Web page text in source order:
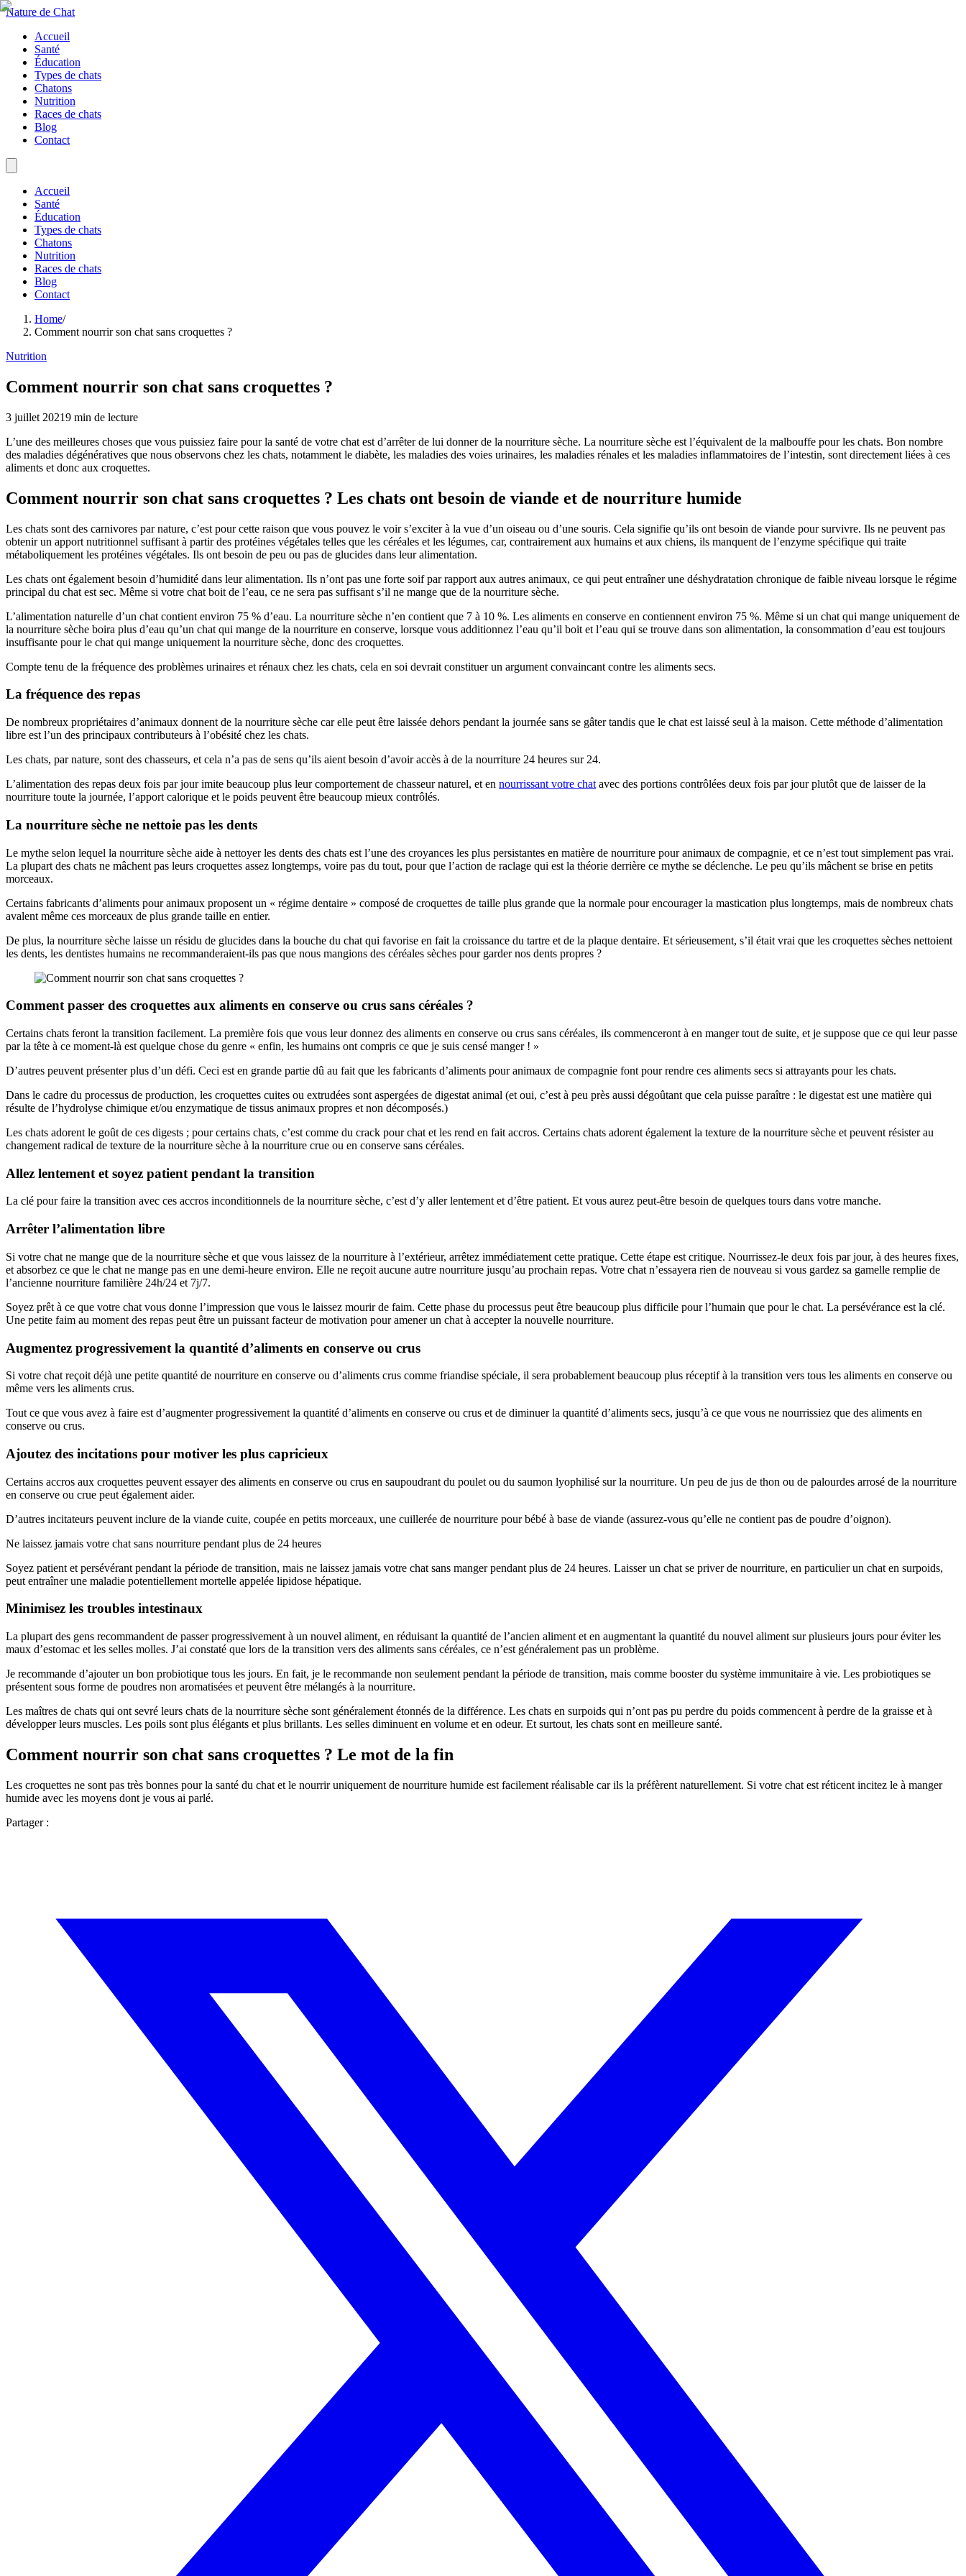
Nature de Chat
Accueil
Santé
Éducation
Types de chats
Chatons
Nutrition
Races de chats
Blog
Contact
Accueil
Santé
Éducation
Types de chats
Chatons
Nutrition
Races de chats
Blog
Contact
Home/
Comment nourrir son chat sans croquettes ?
Nutrition
Comment nourrir son chat sans croquettes ?
3 juillet 20219 min de lecture
L’une des meilleures choses que vous puissiez faire pour la santé de votre chat est d’arrêter de lui donner de la nourriture sèche. La nourriture sèche est l’équivalent de la malbouffe pour les chats. Bon nombre
des maladies dégénératives que nous observons chez les chats, notamment le diabète, les maladies des voies urinaires, les maladies rénales et les maladies inflammatoires de l’intestin, sont directement liées à ces
aliments et donc aux croquettes.
Comment nourrir son chat sans croquettes ? Les chats ont besoin de viande et de nourriture humide
Les chats sont des carnivores par nature, c’est pour cette raison que vous pouvez le voir s’exciter à la vue d’un oiseau ou d’une souris. Cela signifie qu’ils ont besoin de viande pour survivre. Ils ne peuvent pas
obtenir un apport nutritionnel suffisant à partir des protéines végétales telles que les céréales et les légumes, car, contrairement aux humains et aux chiens, ils manquent de l’enzyme spécifique qui traite
métaboliquement les protéines végétales. Ils ont besoin de peu ou pas de glucides dans leur alimentation.
Les chats ont également besoin d’humidité dans leur alimentation. Ils n’ont pas une forte soif par rapport aux autres animaux, ce qui peut entraîner une déshydratation chronique de faible niveau lorsque le régime
principal du chat est sec. Même si votre chat boit de l’eau, ce ne sera pas suffisant s’il ne mange que de la nourriture sèche.
L’alimentation naturelle d’un chat contient environ 75 % d’eau. La nourriture sèche n’en contient que 7 à 10 %. Les aliments en conserve en contiennent environ 75 %. Même si un chat qui mange uniquement de
la nourriture sèche boira plus d’eau qu’un chat qui mange de la nourriture en conserve, lorsque vous additionnez l’eau qu’il boit et l’eau qui se trouve dans son alimentation, la consommation d’eau est toujours
insuffisante pour le chat qui mange uniquement la nourriture sèche, donc des croquettes.
Compte tenu de la fréquence des problèmes urinaires et rénaux chez les chats, cela en soi devrait constituer un argument convaincant contre les aliments secs.
La fréquence des repas
De nombreux propriétaires d’animaux donnent de la nourriture sèche car elle peut être laissée dehors pendant la journée sans se gâter tandis que le chat est laissé seul à la maison. Cette méthode d’alimentation
libre est l’un des principaux contributeurs à l’obésité chez les chats.
Les chats, par nature, sont des chasseurs, et cela n’a pas de sens qu’ils aient besoin d’avoir accès à de la nourriture 24 heures sur 24.
L’alimentation des repas deux fois par jour imite beaucoup plus leur comportement de chasseur naturel, et en nourrissant votre chat avec des portions contrôlées deux fois par jour plutôt que de laisser de la
nourriture toute la journée, l’apport calorique et le poids peuvent être beaucoup mieux contrôlés.
La nourriture sèche ne nettoie pas les dents
Le mythe selon lequel la nourriture sèche aide à nettoyer les dents des chats est l’une des croyances les plus persistantes en matière de nourriture pour animaux de compagnie, et ce n’est tout simplement pas vrai.
La plupart des chats ne mâchent pas leurs croquettes assez longtemps, voire pas du tout, pour que l’action de raclage qui est la théorie derrière ce mythe se déclenche. Le peu qu’ils mâchent se brise en petits
morceaux.
Certains fabricants d’aliments pour animaux proposent un « régime dentaire » composé de croquettes de taille plus grande que la normale pour encourager la mastication plus longtemps, mais de nombreux chats
avalent même ces morceaux de plus grande taille en entier.
De plus, la nourriture sèche laisse un résidu de glucides dans la bouche du chat qui favorise en fait la croissance du tartre et de la plaque dentaire. Et sérieusement, s’il était vrai que les croquettes sèches nettoient
les dents, les dentistes humains ne recommanderaient-ils pas que nous mangions des céréales sèches pour garder nos dents propres ?
Comment passer des croquettes aux aliments en conserve ou crus sans céréales ?
Certains chats feront la transition facilement. La première fois que vous leur donnez des aliments en conserve ou crus sans céréales, ils commenceront à en manger tout de suite, et je suppose que ce qui leur passe
par la tête à ce moment-là est quelque chose du genre « enfin, les humains ont compris ce que je suis censé manger ! »
D’autres peuvent présenter plus d’un défi. Ceci est en grande partie dû au fait que les fabricants d’aliments pour animaux de compagnie font pour rendre ces aliments secs si attrayants pour les chats.
Dans le cadre du processus de production, les croquettes cuites ou extrudées sont aspergées de digestat animal (et oui, c’est à peu près aussi dégoûtant que cela puisse paraître : le digestat est une matière qui
résulte de l’hydrolyse chimique et/ou enzymatique de tissus animaux propres et non décomposés.)
Les chats adorent le goût de ces digests ; pour certains chats, c’est comme du crack pour chat et les rend en fait accros. Certains chats adorent également la texture de la nourriture sèche et peuvent résister au
changement radical de texture de la nourriture sèche à la nourriture crue ou en conserve sans céréales.
Allez lentement et soyez patient pendant la transition
La clé pour faire la transition avec ces accros inconditionnels de la nourriture sèche, c’est d’y aller lentement et d’être patient. Et vous aurez peut-être besoin de quelques tours dans votre manche.
Arrêter l’alimentation libre
Si votre chat ne mange que de la nourriture sèche et que vous laissez de la nourriture à l’extérieur, arrêtez immédiatement cette pratique. Cette étape est critique. Nourrissez-le deux fois par jour, à des heures fixes,
et absorbez ce que le chat ne mange pas en une demi-heure environ. Elle ne reçoit aucune autre nourriture jusqu’au prochain repas. Votre chat n’essayera rien de nouveau si vous gardez sa gamelle remplie de
l’ancienne nourriture familière 24h/24 et 7j/7.
Soyez prêt à ce que votre chat vous donne l’impression que vous le laissez mourir de faim. Cette phase du processus peut être beaucoup plus difficile pour l’humain que pour le chat. La persévérance est la clé.
Une petite faim au moment des repas peut être un puissant facteur de motivation pour amener un chat à accepter la nouvelle nourriture.
Augmentez progressivement la quantité d’aliments en conserve ou crus
Si votre chat reçoit déjà une petite quantité de nourriture en conserve ou d’aliments crus comme friandise spéciale, il sera probablement beaucoup plus réceptif à la transition vers tous les aliments en conserve ou
même vers les aliments crus.
Tout ce que vous avez à faire est d’augmenter progressivement la quantité d’aliments en conserve ou crus et de diminuer la quantité d’aliments secs, jusqu’à ce que vous ne nourrissiez que des aliments en
conserve ou crus.
Ajoutez des incitations pour motiver les plus capricieux
Certains accros aux croquettes peuvent essayer des aliments en conserve ou crus en saupoudrant du poulet ou du saumon lyophilisé sur la nourriture. Un peu de jus de thon ou de palourdes arrosé de la nourriture
en conserve ou crue peut également aider.
D’autres incitateurs peuvent inclure de la viande cuite, coupée en petits morceaux, une cuillerée de nourriture pour bébé à base de viande (assurez-vous qu’elle ne contient pas de poudre d’oignon).
Ne laissez jamais votre chat sans nourriture pendant plus de 24 heures
Soyez patient et persévérant pendant la période de transition, mais ne laissez jamais votre chat sans manger pendant plus de 24 heures. Laisser un chat se priver de nourriture, en particulier un chat en surpoids,
peut entraîner une maladie potentiellement mortelle appelée lipidose hépatique.
Minimisez les troubles intestinaux
La plupart des gens recommandent de passer progressivement à un nouvel aliment, en réduisant la quantité de l’ancien aliment et en augmentant la quantité du nouvel aliment sur plusieurs jours pour éviter les
maux d’estomac et les selles molles. J’ai constaté que lors de la transition vers des aliments sans céréales, ce n’est généralement pas un problème.
Je recommande d’ajouter un bon probiotique tous les jours. En fait, je le recommande non seulement pendant la période de transition, mais comme booster du système immunitaire à vie. Les probiotiques se
présentent sous forme de poudres non aromatisées et peuvent être mélangés à la nourriture.
Les maîtres de chats qui ont sevré leurs chats de la nourriture sèche sont généralement étonnés de la différence. Les chats en surpoids qui n’ont pas pu perdre du poids commencent à perdre de la graisse et à
développer leurs muscles. Les poils sont plus élégants et plus brillants. Les selles diminuent en volume et en odeur. Et surtout, les chats sont en meilleure santé.
Comment nourrir son chat sans croquettes ? Le mot de la fin
Les croquettes ne sont pas très bonnes pour la santé du chat et le nourrir uniquement de nourriture humide est facilement réalisable car ils la préfèrent naturellement. Si votre chat est réticent incitez le à manger
humide avec les moyens dont je vous ai parlé.
Partager :